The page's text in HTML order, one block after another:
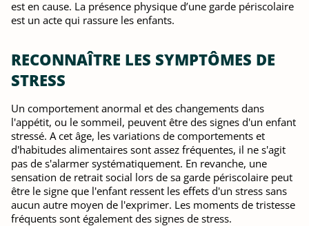
est en cause. La présence physique d’une garde périscolaire
est un acte qui rassure les enfants.
RECONNAÎTRE LES SYMPTÔMES DE
STRESS
Un comportement anormal et des changements dans
l'appétit, ou le sommeil, peuvent être des signes d'un enfant
stressé. A cet âge, les variations de comportements et
d'habitudes alimentaires sont assez fréquentes, il ne s'agit
pas de s'alarmer systématiquement. En revanche, une
sensation de retrait social lors de sa garde périscolaire peut
être le signe que l'enfant ressent les effets d'un stress sans
aucun autre moyen de l'exprimer. Les moments de tristesse
fréquents sont également des signes de stress.